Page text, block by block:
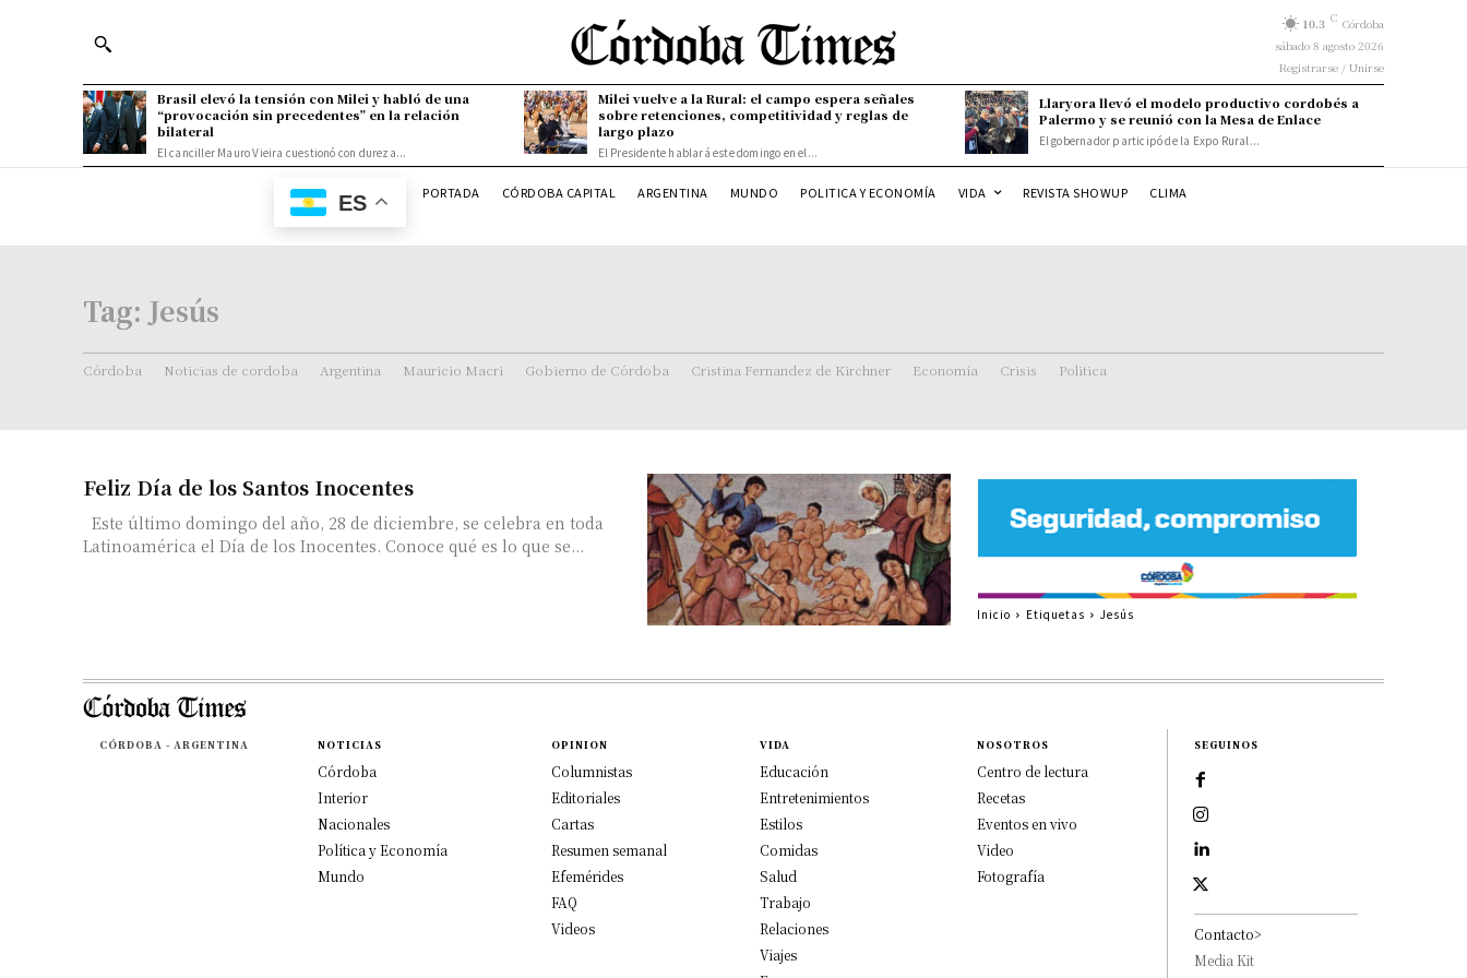
10.3 C Córdoba
sábado 8 agosto 2026
Registrarse / Unirse
Brasil elevó la tensión con Milei y habló de una
“provocación sin precedentes” en la relación
bilateral
El canciller Mauro Vieira cuestionó con dureza...
Milei vuelve a la Rural: el campo espera señales
sobre retenciones, competitividad y reglas de
largo plazo
El Presidente hablará este domingo en el...
Llaryora llevó el modelo productivo cordobés a
Palermo y se reunió con la Mesa de Enlace
El gobernador participó de la Expo Rural...
ES PORTADA CÓRDOBA CAPITAL ARGENTINA MUNDO POLITICA Y ECONOMÍA VIDA REVISTA SHOWUP CLIMA
Tag: Jesús
Córdoba Noticias de cordoba Argentina Mauricio Macri Gobierno de Córdoba Cristina Fernandez de Kirchner Economía Crisis Politica
Feliz Día de los Santos Inocentes
Este último domingo del año, 28 de diciembre, se celebra en toda
Latinoamérica el Día de los Inocentes. Conoce qué es lo que se...
Inicio Etiquetas Jesús
CÓRDOBA - ARGENTINA NOTICIAS
Córdoba
Interior
Nacionales
Política y Economía
Mundo
OPINION
Columnistas
Editoriales
Cartas
Resumen semanal
Efemérides
FAQ
Videos
VIDA
Educación
Entretenimientos
Estilos
Comidas
Salud
Trabajo
Relaciones
Viajes
NOSOTROS
Centro de lectura
Recetas
Eventos en vivo
Video
Fotografía
SEGUINOS
Contacto>
Media Kit